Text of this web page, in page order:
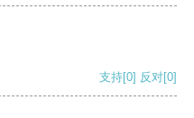
支持[0] 反对[0]